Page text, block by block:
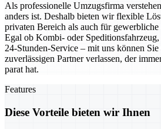
Als professionelle Umzugsfirma
anders ist. Deshalb bieten wir flexible
privaten Bereich als auch für
Egal ob Kombi- oder
24-Stunden-Service – mit uns können Sie
zuverlässigen Partner verlassen, der
parat hat.
Features
Diese Vorteile bieten wir Ihnen